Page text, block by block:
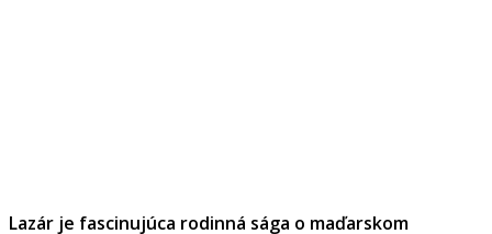
Lazár je fascinujúca rodinná sága o maďarskom